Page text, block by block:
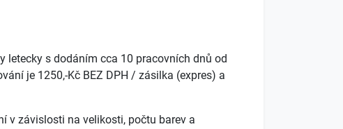
letecky s dodáním cca 10 pracovních dnů od
je 1250,-Kč BEZ DPH / zásilka (expres) a
v závislosti na velikosti, počtu barev a